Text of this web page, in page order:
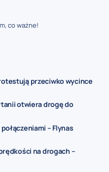
co ważne!
przeciwko wycince
otwiera drogę do
– Flynas
na drogach –